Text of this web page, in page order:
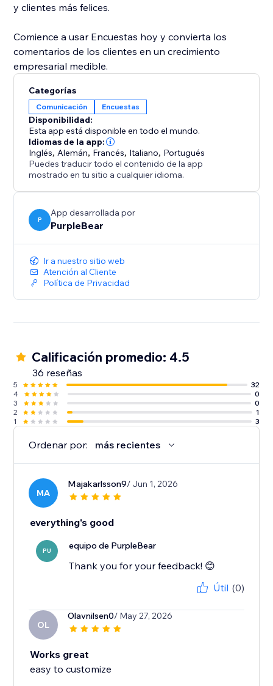
y clientes más felices.
Comience a usar Encuestas hoy y convierta los
comentarios de los clientes en un crecimiento
empresarial medible.
Categorías
Comunicación Encuestas
Disponibilidad:
Esta app está disponible en todo el mundo.
Idiomas de la app:
Inglés, Alemán, Francés, Italiano, Portugués
Puedes traducir todo el contenido de la app
mostrado en tu sitio a cualquier idioma.
P
App desarrollada por
PurpleBear
Ir a nuestro sitio web
Atención al Cliente
Política de Privacidad
Calificación promedio: 4.5
36 reseñas
5
32
4
0
3
0
2
1
1
3
Ordenar por: más recientes
MA
Majakarlsson9/ Jun 1, 2026
everything's good
PU equipo de PurpleBear
Thank you for your feedback! 😊
Útil (0)
OL
Olavnilsen0/ May 27, 2026
Works great
easy to customize